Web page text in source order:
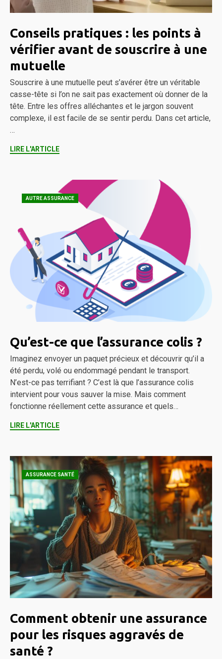
Conseils pratiques : les points à
vérifier avant de souscrire à une
mutuelle
Souscrire à une mutuelle peut s’avérer être un véritable
casse-tête si l’on ne sait pas exactement où donner de la
tête. Entre les offres alléchantes et le jargon souvent
complexe, il est facile de se sentir perdu. Dans cet article,
…
LIRE L'ARTICLE
AUTRE ASSURANCE
Qu’est-ce que l’assurance colis ?
Imaginez envoyer un paquet précieux et découvrir qu’il a
été perdu, volé ou endommagé pendant le transport.
N’est-ce pas terrifiant ? C’est là que l’assurance colis
intervient pour vous sauver la mise. Mais comment
fonctionne réellement cette assurance et quels…
LIRE L'ARTICLE
ASSURANCE SANTÉ
Comment obtenir une assurance
pour les risques aggravés de
santé ?